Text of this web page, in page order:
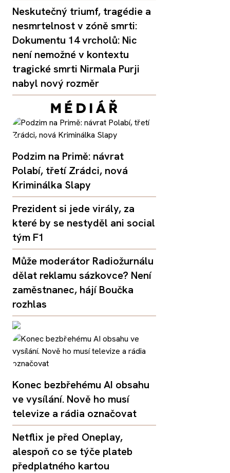
Neskutečný triumf, tragédie a
nesmrtelnost v zóně smrti:
Dokumentu 14 vrcholů: Nic
není nemožné v kontextu
tragické smrti Nirmala Purji
nabyl nový rozměr
Podzim na Primě: návrat
Polabí, třetí Zrádci, nová
Kriminálka Slapy
Prezident si jede virály, za
které by se nestyděl ani social
tým F1
Může moderátor Radiožurnálu
dělat reklamu sázkovce? Není
zaměstnanec, hájí Boučka
rozhlas
Konec bezbřehému AI obsahu
ve vysílání. Nově ho musí
televize a rádia označovat
Netflix je před Oneplay,
alespoň co se týče plateb
předplatného kartou